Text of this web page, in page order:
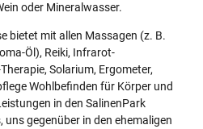
oder Mineralwasser.
bietet mit allen Massagen (z. B.
Öl), Reiki, Infrarot-
Solarium, Ergometer,
Wohlbefinden für Körper und
in den SalinenPark
uns gegenüber in den ehemaligen